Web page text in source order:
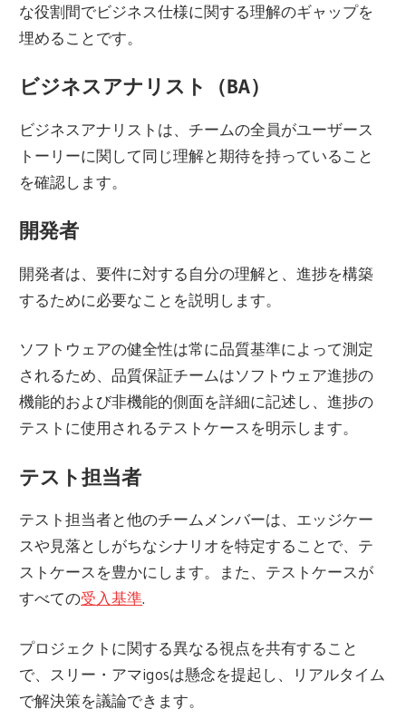
な役割間でビジネス仕様に関する理解のギャップを
埋めることです。
ビジネスアナリスト（BA）
ビジネスアナリストは、チームの全員がユーザース
トーリーに関して同じ理解と期待を持っていること
を確認します。
開発者
開発者は、要件に対する自分の理解と、進捗を構築
するために必要なことを説明します。
ソフトウェアの健全性は常に品質基準によって測定
されるため、品質保証チームはソフトウェア進捗の
機能的および非機能的側面を詳細に記述し、進捗の
テストに使用されるテストケースを明示します。
テスト担当者
テスト担当者と他のチームメンバーは、エッジケー
スや見落としがちなシナリオを特定することで、テ
ストケースを豊かにします。また、テストケースが
すべての受入基準.
プロジェクトに関する異なる視点を共有すること
で、スリー・アマigosは懸念を提起し、リアルタイム
で解決策を議論できます。